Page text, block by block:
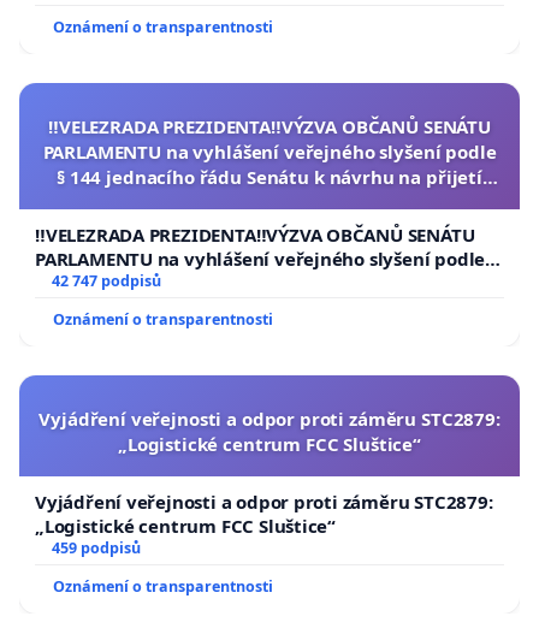
Oznámení o transparentnosti
‼️VELEZRADA PREZIDENTA‼️VÝZVA OBČANŮ SENÁTU
PARLAMENTU na vyhlášení veřejného slyšení podle
§ 144 jednacího řádu Senátu k návrhu na přijetí
republiky
‼️VELEZRADA PREZIDENTA‼️VÝZVA OBČANŮ SENÁTU
PARLAMENTU na vyhlášení veřejného slyšení podle §
144 jednacího řádu Senátu k návrhu na přijetí
republiky
42 747 podpisů
Oznámení o transparentnosti
Vyjádření veřejnosti a odpor proti záměru STC2879:
„Logistické centrum FCC Sluštice“
Vyjádření veřejnosti a odpor proti záměru STC2879:
„Logistické centrum FCC Sluštice“
459 podpisů
Oznámení o transparentnosti